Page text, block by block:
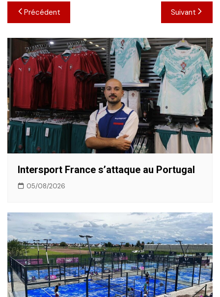
Navigation
de
l’article
Précédent Suivant
Intersport France s’attaque au Portugal
05/08/2026